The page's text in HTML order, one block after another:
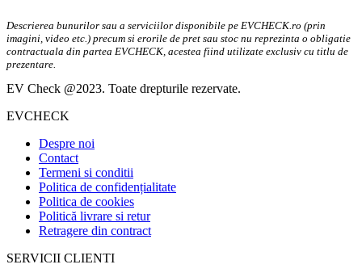
Descrierea bunurilor sau a serviciilor disponibile pe EVCHECK.ro (prin
imagini, video etc.) precum si erorile de pret sau stoc nu reprezinta o obligatie
contractuala din partea EVCHECK, acestea fiind utilizate exclusiv cu titlu de
prezentare.
EV Check @2023. Toate drepturile rezervate.
EVCHECK
Despre noi
Contact
Termeni si conditii
Politica de confidențialitate
Politica de cookies
Politică livrare si retur
Retragere din contract
SERVICII CLIENTI